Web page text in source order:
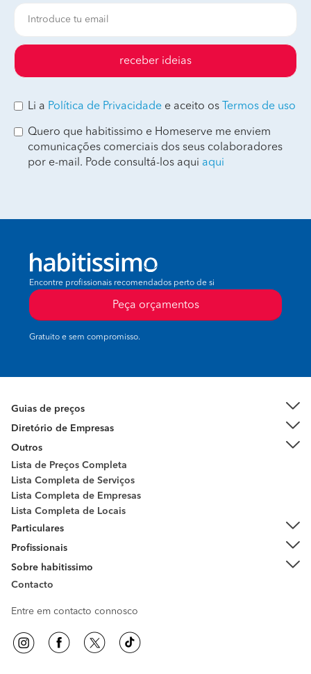
receber ideias
Li a Política de Privacidade e aceito os Termos de uso
Quero que habitissimo e Homeserve me enviem
comunicações comerciais dos seus colaboradores
por e-mail. Pode consultá-los aqui aqui
Encontre profissionais recomendados perto de si
Peça orçamentos
Gratuito e sem compromisso.
Guias de preços
Diretório de Empresas
Outros
Lista de Preços Completa
Lista Completa de Serviços
Lista Completa de Empresas
Lista Completa de Locais
Particulares
Profissionais
Sobre habitissimo
Contacto
Entre em contacto connosco